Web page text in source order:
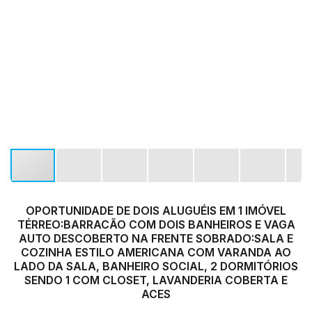
OPORTUNIDADE DE DOIS ALUGUÉIS EM 1 IMÓVEL
TÉRREO:BARRACÃO COM DOIS BANHEIROS E VAGA
AUTO DESCOBERTO NA FRENTE SOBRADO:SALA E
COZINHA ESTILO AMERICANA COM VARANDA AO
LADO DA SALA, BANHEIRO SOCIAL, 2 DORMITÓRIOS
SENDO 1 COM CLOSET, LAVANDERIA COBERTA E
ACES